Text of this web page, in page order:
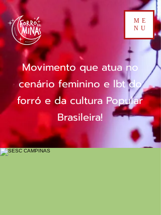
ME
NU
Movimento que atua no
cenário feminino e lbt do
forró e da cultura Popular
Brasileira!